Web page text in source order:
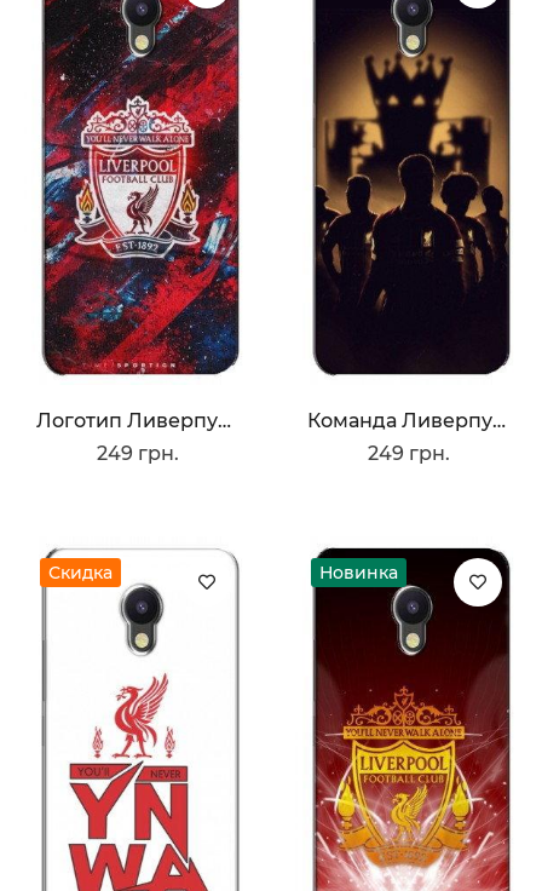
Логотип Ливерпуля
249 грн.
Команда Ливерпуль
249 грн.
Скидка Новинка